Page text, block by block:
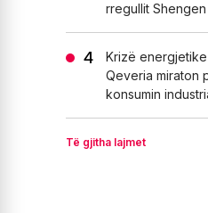
rregullit
Krizë
Qeveria miraton
konsumin
Të gjitha lajmet